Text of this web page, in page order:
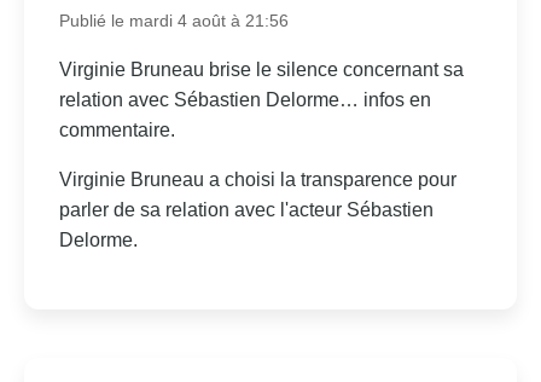
Publié le mardi 4 août à 21:56
Virginie Bruneau brise le silence concernant sa
relation avec Sébastien Delorme… infos en
commentaire.
Virginie Bruneau a choisi la transparence pour
parler de sa relation avec l'acteur Sébastien
Delorme.